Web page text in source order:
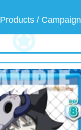
Products / Campaign